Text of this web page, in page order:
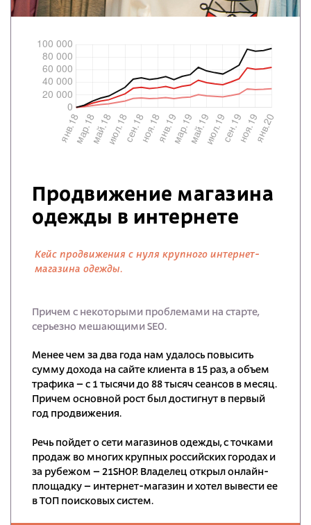
Продвижение магазина
одежды в интернете
Кейс продвижения с нуля крупного интернет-
магазина одежды.
Причем с некоторыми проблемами на старте,
серьезно мешающими SEO.
Менее чем за два года нам удалось повысить
сумму дохода на сайте клиента в 15 раз, а объем
трафика – с 1 тысячи до 88 тысяч сеансов в месяц.
Причем основной рост был достигнут в первый
год продвижения.
Речь пойдет о сети магазинов одежды, с точками
продаж во многих крупных российских городах и
за рубежом – 21SHOP. Владелец открыл онлайн-
площадку – интернет-магазин и хотел вывести ее
в ТОП поисковых систем.